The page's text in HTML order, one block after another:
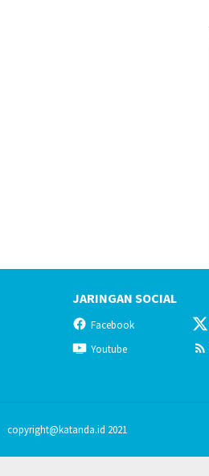
JARINGAN SOCIAL
Facebook
Youtube
copyright@katanda.id 2021